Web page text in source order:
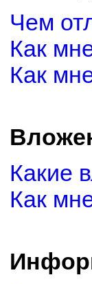
Чем
Как
Как
Какие
Как